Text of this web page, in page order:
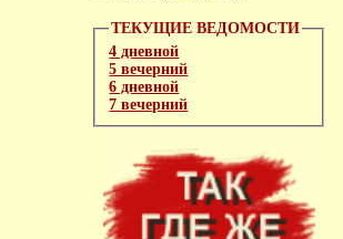
ТЕКУЩИЕ ВЕДОМОСТИ
4 дневной
5 вечерний
6 дневной
7 вечерний